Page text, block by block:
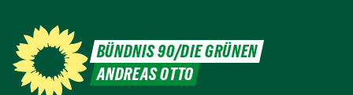
BÜNDNIS 90/DIE GRÜNEN
ANDREAS OTTO